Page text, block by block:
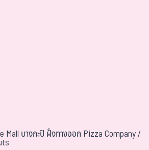
บางกะปิ ฝั่งทางออก Pizza Company /